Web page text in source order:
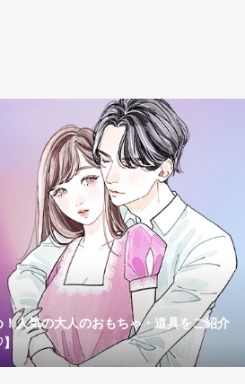
人気の大人のおもちゃ・道具をご紹介